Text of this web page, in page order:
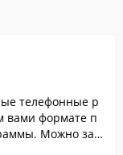
телефонные р
вами формате п
Можно зад